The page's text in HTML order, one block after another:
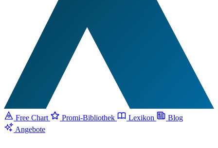
Free Chart Promi-Bibliothek Lexikon
Blog
Angebote